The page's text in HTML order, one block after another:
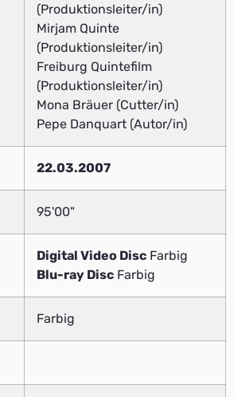
(Produktionsleiter/in)
Mirjam Quinte
(Produktionsleiter/in)
Freiburg Quintefilm
(Produktionsleiter/in)
Mona Bräuer (Cutter/in)
Pepe Danquart (Autor/in)
22.03.2007
95'00"
Digital Video Disc Farbig
Blu-ray Disc Farbig
Farbig